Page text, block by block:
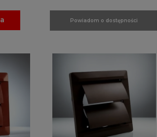
Powiadom o dostępności